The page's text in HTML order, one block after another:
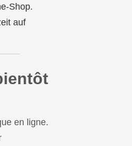
Shop.
auf
en ligne.